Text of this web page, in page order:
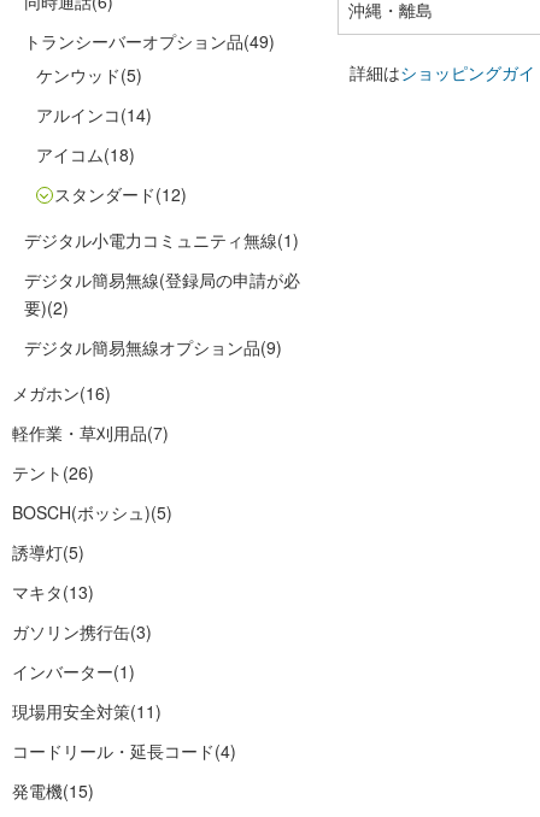
トランシーバーオプション品(49)
ケンウッド(5)
アルインコ(14)
アイコム(18)
スタンダード(12)
デジタル小電力コミュニティ無線(1)
デジタル簡易無線(登録局の申請が必
要)(2)
デジタル簡易無線オプション品(9)
メガホン(16)
軽作業・草刈用品(7)
テント (26)
BOSCH(ボッシュ)(5)
誘導灯(5)
マキタ(13)
ガソリン携行缶(3)
インバーター(1)
現場用安全対策(11)
コードリール・延長コード(4)
発電機(15)
沖縄・離島
詳細はショッピングガイ